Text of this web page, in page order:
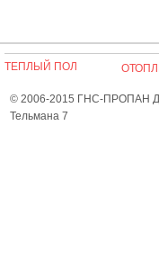
ТЕПЛЫЙ ПОЛ
© 2006-2015 ГНС-ПРОПАН
Тельмана 7